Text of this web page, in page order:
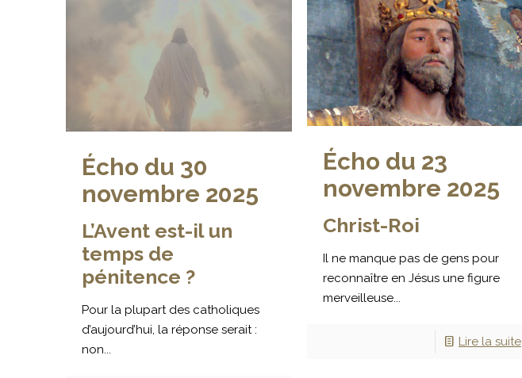
Écho du 30
novembre 2025
L’Avent est-il un
temps de
pénitence ?
Pour la plupart des catholiques
d’aujourd’hui, la réponse serait :
non...
Écho du 23
novembre 2025
Christ-Roi
Il ne manque pas de gens pour
reconnaître en Jésus une figure
merveilleuse...
Lire la suite